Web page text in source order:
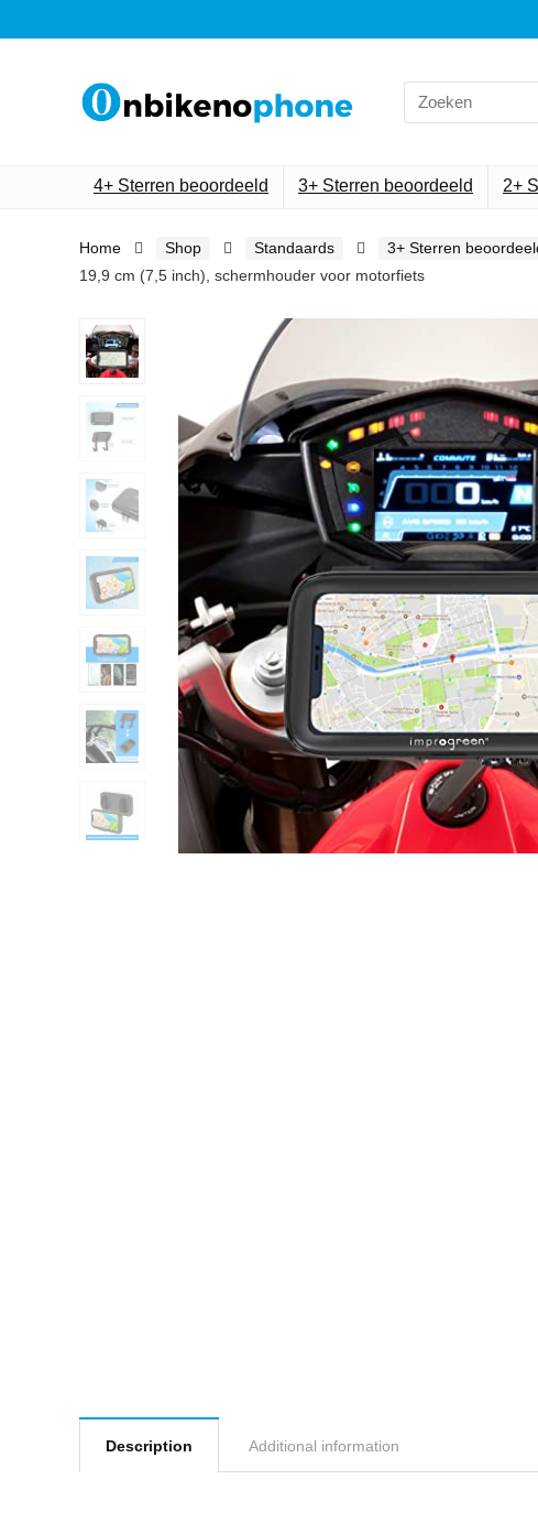
Search
for:
4+ Sterren beoordeeld 3+ Sterren beoordeeld 2+
Home Shop Standaards 3+ Sterren
19,9 cm (7,5 inch), schermhouder voor motorfiets
Description Additional information